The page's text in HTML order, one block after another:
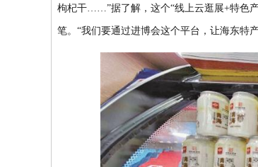
枸杞干……”据了解，这个“线上云逛展+特色
笔。“我们要通过进博会这个平台，让海东特